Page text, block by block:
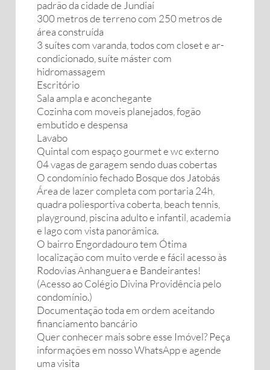
padrão da cidade de Jundiaí
300 metros de terreno com 250 metros de
área construída
3 suítes com varanda, todos com closet e ar-
condicionado, suíte máster com
hidromassagem
Escritório
Sala ampla e aconchegante
Cozinha com moveis planejados, fogão
embutido e despensa
Lavabo
Quintal com espaço gourmet e wc externo
04 vagas de garagem sendo duas cobertas
O condomínio fechado Bosque dos Jatobás
Área de lazer completa com portaria 24h,
quadra poliesportiva coberta, beach tennis,
playground, piscina adulto e infantil, academia
e lago com vista panorâmica.
O bairro Engordadouro tem Ótima
localização com muito verde e fácil acesso às
Rodovias Anhanguera e Bandeirantes!
(Acesso ao Colégio Divina Providência pelo
condomínio.)
Documentação toda em ordem aceitando
financiamento bancário
Quer conhecer mais sobre esse Imóvel? Peça
informações em nosso WhatsApp e agende
uma visita